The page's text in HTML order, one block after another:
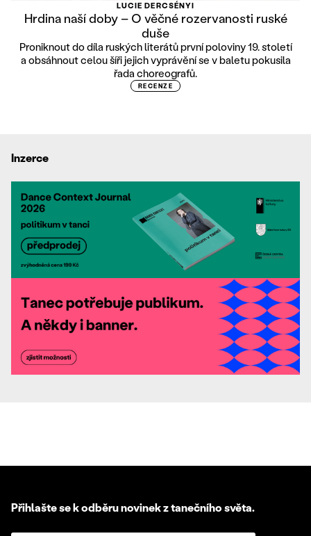
LUCIE DERCSÉNYI
Hrdina naší doby – O věčné rozervanosti ruské
duše
Proniknout do díla ruských literátů první poloviny 19. století
a obsáhnout celou šíři jejich vyprávění se v baletu pokusila
řada choreografů.
RECENZE
Inzerce
Přihlašte se k odběru novinek z tanečního světa.